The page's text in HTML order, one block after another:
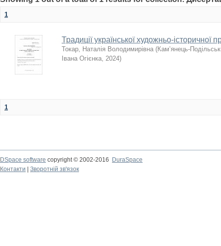
1
Традиції української художньо-історичної
Токар, Наталія Володимирівна (Кам’янець-
Івана Огієнка, 2024)
1
DSpace software copyright © 2002-2016
DuraSpace
Контакти
Зворотній зв'язок